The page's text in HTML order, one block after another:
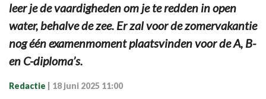
leer je de vaardigheden om je te redden in open
water, behalve de zee. Er zal voor de zomervakantie
nog één examenmoment plaatsvinden voor de A, B-
en C-diploma’s.
Redactie 18 juni 2025 11:00